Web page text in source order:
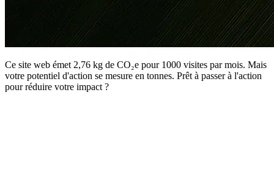
Ce site web émet 2,76 kg de CO₂e pour 1000 visites par mois. Mais
votre potentiel d'action se mesure en tonnes. Prêt à passer à l'action
pour réduire votre impact ?